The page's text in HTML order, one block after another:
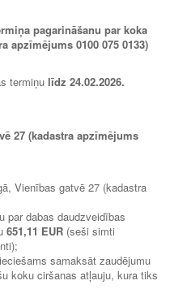
pagarināšanu par koka
apzīmējums 0100 075 0133)
termiņu līdz 24.02.2026.
27 (kadastra apzīmējums
Vienības gatvē 27 (kadastra
par dabas daudzveidības
651,11 EUR (seši simti
samaksāt zaudējumu
koku ciršanas atļauju, kura tiks